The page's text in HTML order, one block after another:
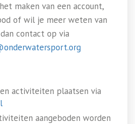
maken van een account,
of wil je meer weten van
contact op via
activiteiten plaatsen via
aangeboden worden